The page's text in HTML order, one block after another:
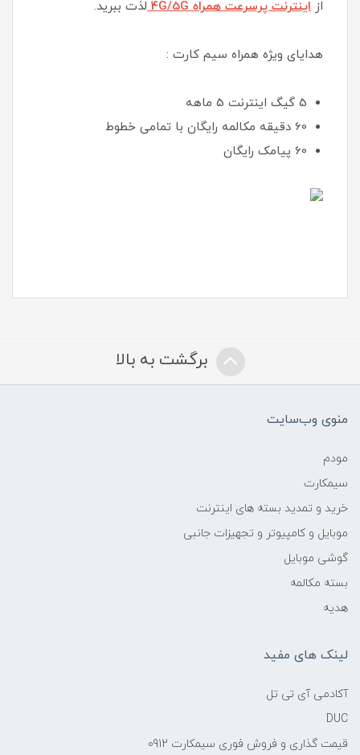
از اینترنت پرسرعت همراه 4G/5G لذت ببرید.
هدایای ویژه همراه سیم کارت :
5 گیگ اینترنت 5 ماهه
60 دقیقه مکالمه رایگان با تمامی خطوط
60 پیامک رایگان
برگشت به بالا
منوی وب‌سایت
مودم
سیمکارت
خرید و تمدید بسته های اینترنت
موبایل و کامپیوتر و تجهیزات جانبی
گوشی موبایل
بسته مکالمه
هدیه
لینک های مفید
آکادمی آی تی تل
DUC
قیمت گذاری و فروش فوری سیمکارت 0912